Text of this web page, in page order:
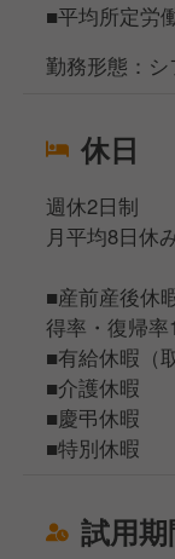
■平均所定労
勤務形態：シ
休日
週休2日制
月平均8日休
■産前産後休
得率・復帰率
■有給休暇（
■介護休暇
■慶弔休暇
■特別休暇
試用期